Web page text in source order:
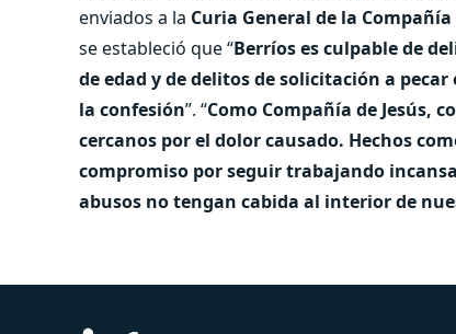
enviados a la Curia General de la Compañía
se estableció que “Berríos es culpable de
de edad y de delitos de solicitación a
la confesión”. “Como Compañía de Jesús,
cercanos por el dolor causado. Hechos
compromiso por seguir trabajando
abusos no tengan cabida al interior de